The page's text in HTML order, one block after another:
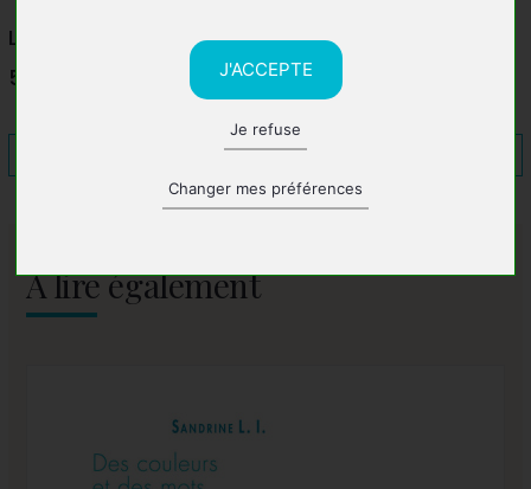
J'ACCEPTE
Je refuse
Changer mes préférences
La Nuit des Livres
59470 Esquelbecq
A lire également